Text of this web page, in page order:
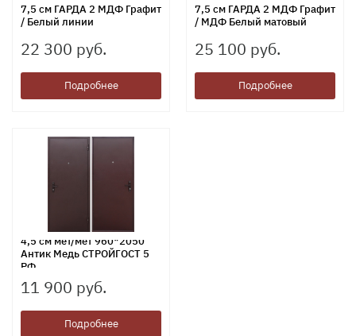
7,5 см ГАРДА 2 МДФ Графит
/ Белый линии
22 300 руб.
Подробнее
7,5 см ГАРДА 2 МДФ Графит
/ МДФ Белый матовый
25 100 руб.
Подробнее
4,5 см мет/мет 960*2050
Антик Медь СТРОЙГОСТ 5
РФ
11 900 руб.
Подробнее